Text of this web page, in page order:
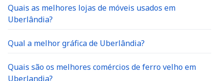
Quais as melhores lojas de móveis usados em
Uberlândia?
Qual a melhor gráfica de Uberlândia?
Quais são os melhores comércios de ferro velho em
Uberlandia?